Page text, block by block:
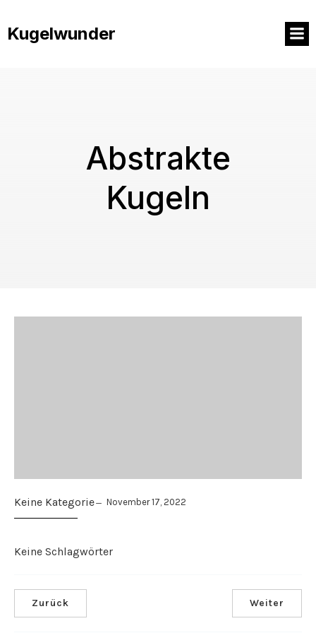
Inhalt
Kugelwunder
Abstrakte
Kugeln
Keine Kategorie November 17, 2022
Keine Schlagwörter
Zurück Weiter